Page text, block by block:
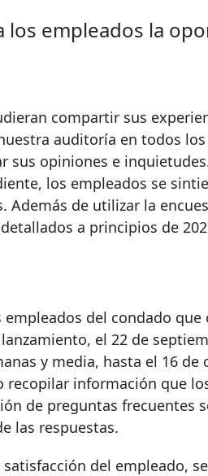
los empleados la
compartir sus
auditoría en todos
opiniones e
los empleados se
de utilizar la
a principios de
del condado
el 22 de
y media, hasta el 16 de
información que
de preguntas frecuentes
las respuestas.
del empleado,